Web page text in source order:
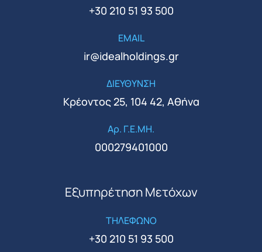
+30 210 51 93 500
EMAIL
ir@idealholdings.gr
ΔΙΕΥΘΥΝΣΗ
Κρέοντος 25, 104 42, Αθήνα
Αρ. Γ.Ε.ΜΗ.
000279401000
Εξυπηρέτηση Μετόχων
ΤΗΛΕΦΩΝΟ
+30 210 51 93 500